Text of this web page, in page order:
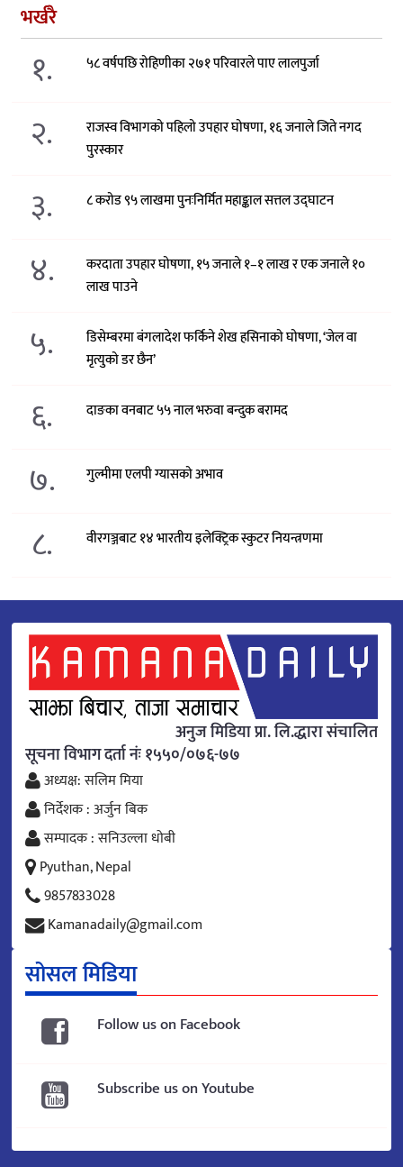
भर्खरै
१. ५८ वर्षपछि रोहिणीका २७१ परिवारले पाए लालपुर्जा
२.
राजस्व विभागको पहिलो उपहार घोषणा, १६ जनाले जिते नगद
पुरस्कार
३. ८ करोड ९५ लाखमा पुनःनिर्मित महाङ्काल सत्तल उद्घाटन
४.
करदाता उपहार घोषणा, १५ जनाले १–१ लाख र एक जनाले १०
लाख पाउने
५.
डिसेम्बरमा बंगलादेश फर्किने शेख हसिनाको घोषणा, ‘जेल वा
मृत्युको डर छैन’
६. दाङका वनबाट ५५ नाल भरुवा बन्दुक बरामद
७. गुल्मीमा एलपी ग्यासको अभाव
८. वीरगञ्जबाट १४ भारतीय इलेक्ट्रिक स्कुटर नियन्त्रणमा
अनुज मिडिया प्रा. लि.द्धारा संचालित
सूचना विभाग दर्ता नंः १५५०/०७६-७७
अध्यक्ष: सलिम मिया
निर्देशक : अर्जुन बिक
सम्पादक : सनिउल्ला धोबी
Pyuthan, Nepal
9857833028
Kamanadaily@gmail.com
सोसल मिडिया
Follow us on Facebook
Subscribe us on Youtube